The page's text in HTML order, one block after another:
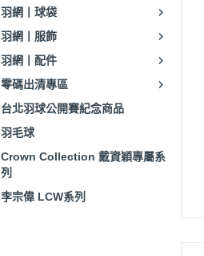
羽網丨球袋
羽網丨服飾
羽網丨配件
零碼出清專區
台北羽球公開賽紀念商品
羽毛球
Crown Collection 戴資穎專屬系
列
李宗偉 LCW系列